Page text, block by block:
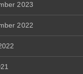
2023
2022